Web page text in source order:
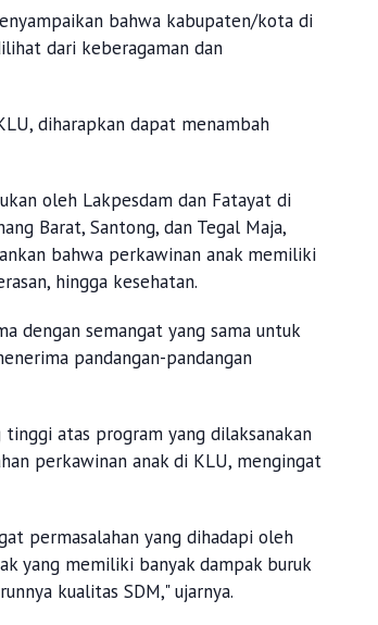
bahwa kabupaten/kota di
dari keberagaman dan
diharapkan dapat menambah
oleh Lakpesdam dan Fatayat di
Barat, Santong, dan Tegal Maja,
bahwa perkawinan anak memiliki
hingga kesehatan.
dengan semangat yang sama untuk
pandangan-pandangan
atas program yang dilaksanakan
perkawinan anak di KLU, mengingat
permasalahan yang dihadapi oleh
yang memiliki banyak dampak buruk
kualitas SDM," ujarnya.